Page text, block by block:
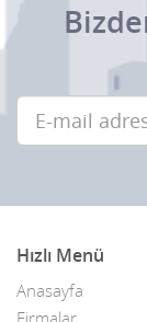
Hızlı Menü
Anasayfa